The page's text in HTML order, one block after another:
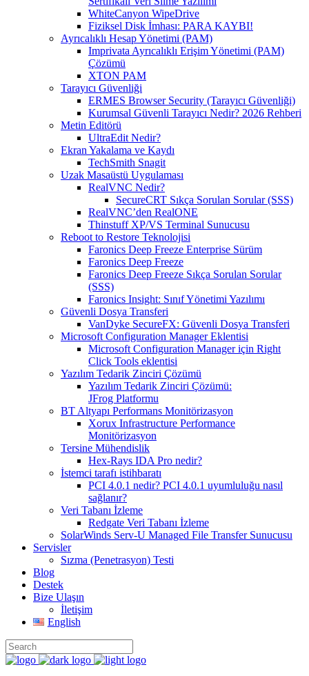
WhiteCanyon WipeDrive
Fiziksel Disk İmhası: PARA KAYBI!
Ayrıcalıklı Hesap Yönetimi (PAM)
Imprivata Ayrıcalıklı Erişim Yönetimi (PAM)
Çözümü
XTON PAM
Tarayıcı Güvenliği
ERMES Browser Security (Tarayıcı Güvenliği)
Kurumsal Güvenli Tarayıcı Nedir? 2026 Rehberi
Metin Editörü
UltraEdit Nedir?
Ekran Yakalama ve Kaydı
TechSmith Snagit
Uzak Masaüstü Uygulaması
RealVNC Nedir?
SecureCRT Sıkça Sorulan Sorular (SSS)
RealVNC’den RealONE
Thinstuff XP/VS Terminal Sunucusu
Reboot to Restore Teknolojisi
Faronics Deep Freeze Enterprise Sürüm
Faronics Deep Freeze
Faronics Deep Freeze Sıkça Sorulan Sorular
(SSS)
Faronics Insight: Sınıf Yönetimi Yazılımı
Güvenli Dosya Transferi
VanDyke SecureFX: Güvenli Dosya Transferi
Microsoft Configuration Manager Eklentisi
Microsoft Configuration Manager için Right
Click Tools eklentisi
Yazılım Tedarik Zinciri Çözümü
Yazılım Tedarik Zinciri Çözümü:
JFrog Platformu
BT Altyapı Performans Monitörizasyon
Xorux Infrastructure Performance
Monitörizasyon
Tersine Mühendislik
Hex-Rays IDA Pro nedir?
İstemci tarafı istihbaratı
PCI 4.0.1 nedir? PCI 4.0.1 uyumluluğu nasıl
sağlanır?
Veri Tabanı İzleme
Redgate Veri Tabanı İzleme
SolarWinds Serv-U Managed File Transfer Sunucusu
Servisler
Sızma (Penetrasyon) Testi
Blog
Destek
Bize Ulaşın
İletişim
English